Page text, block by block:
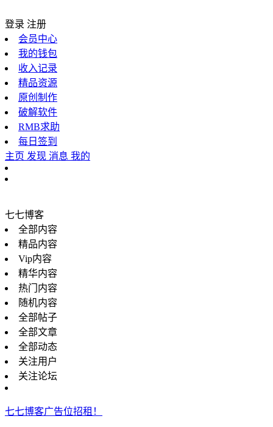
登录 注册
会员中心
我的钱包
收入记录
精品资源
原创制作
破解软件
RMB求助
每日签到
主页 发现 消息 我的
七七博客
全部内容
精品内容
Vip内容
精华内容
热门内容
随机内容
全部帖子
全部文章
全部动态
关注用户
关注论坛
七七博客广告位招租！